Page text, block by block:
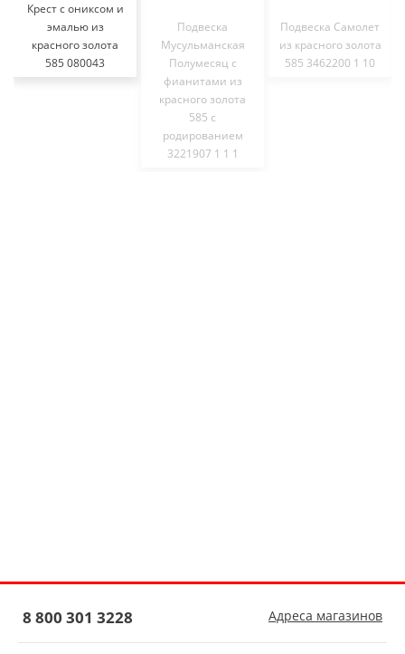
Крест с ониксом и
эмалью из
красного золота
585 080043
Подвеска
Мусульманская
Полумесяц с
фианитами из
красного золота
585 с
родированием
3221907 1 1 1
Подвеска Самолет
из красного золота
585 3462200 1 10
8 800 301 3228 Адреса магазинов